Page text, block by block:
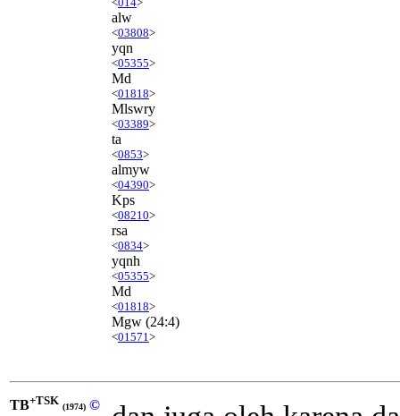
alw
<03808>
yqn
<05355>
Md
<01818>
Mlswry
<03389>
ta
<0853>
almyw
<04390>
Kps
<08210>
rsa
<0834>
yqnh
<05355>
Md
<01818>
Mgw (24:4)
<01571 >
TB+TSK (1974) ©